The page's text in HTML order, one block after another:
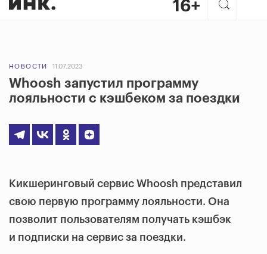
НОВОСТИ 11.07.2023
​​Whoosh запустил программу
лояльности с кэшбеком за поездки
Кикшеринговый сервис Whoosh представил
свою первую программу лояльности. Она
позволит пользователям получать кэшбэк
и подписки на сервис за поездки.